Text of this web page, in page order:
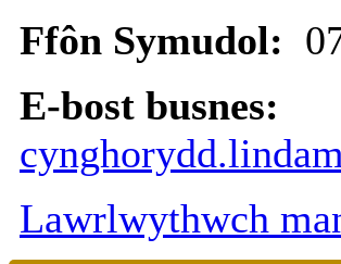
Ffôn Symudol:
E-bost busnes:
Lawrlwythwch